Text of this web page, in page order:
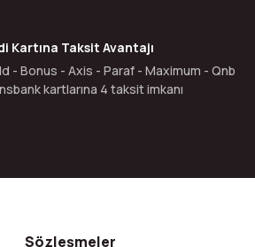
Kartına Taksit Avantajı
- Bonus - Axis - Paraf - Maximum - Qnb
kartlarına 4 taksit imkanı
Sözleşmeler